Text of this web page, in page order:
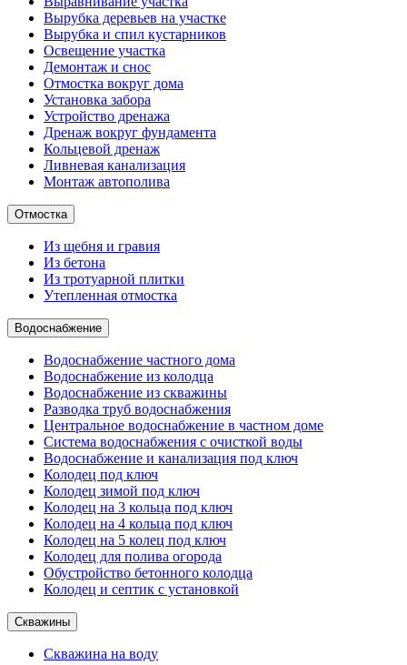
Вырубка деревьев на участке
Вырубка и спил кустарников
Освещение участка
Демонтаж и снос
Отмостка вокруг дома
Установка забора
Устройство дренажа
Дренаж вокруг фундамента
Кольцевой дренаж
Ливневая канализация
Монтаж автополива
Отмостка
Из щебня и гравия
Из бетона
Из тротуарной плитки
Утепленная отмостка
Водоснабжение
Водоснабжение частного дома
Водоснабжение из колодца
Водоснабжение из скважины
Разводка труб водоснабжения
Центральное водоснабжение в частном доме
Система водоснабжения с очисткой воды
Водоснабжение и канализация под ключ
Колодец под ключ
Колодец зимой под ключ
Колодец на 3 кольца под ключ
Колодец на 4 кольца под ключ
Колодец на 5 колец под ключ
Колодец для полива огорода
Обустройство бетонного колодца
Колодец и септик с установкой
Скважины
Скважина на воду